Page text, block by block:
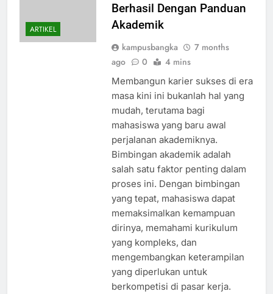
ARTIKEL
Berhasil Dengan Panduan
Akademik
kampusbangka
7 months
ago
0 4 mins
Membangun karier sukses di era
masa kini ini bukanlah hal yang
mudah, terutama bagi
mahasiswa yang baru awal
perjalanan akademiknya.
Bimbingan akademik adalah
salah satu faktor penting dalam
proses ini. Dengan bimbingan
yang tepat, mahasiswa dapat
memaksimalkan kemampuan
dirinya, memahami kurikulum
yang kompleks, dan
mengembangkan keterampilan
yang diperlukan untuk
berkompetisi di pasar kerja.